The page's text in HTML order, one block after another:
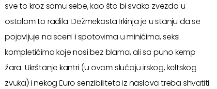
sve to kroz samu sebe, kao što bi svaka zvezda u
ostalom to radila. Dežmekasta Irkinja je u stanju da se
pojavljuje na sceni i spotovima u minićima, seksi
kompletićima koje nosi bez blama, ali sa puno kemp
žara. Ukrštanje kantri (u ovom slučaju irskog, keltskog
zvuka) i nekog Euro senzibiliteta iz naslova treba shvatiti